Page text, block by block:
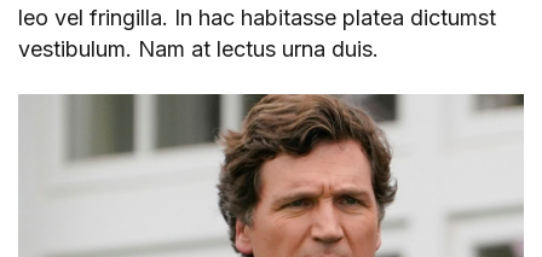
leo vel fringilla. In hac habitasse platea dictumst
vestibulum. Nam at lectus urna duis.